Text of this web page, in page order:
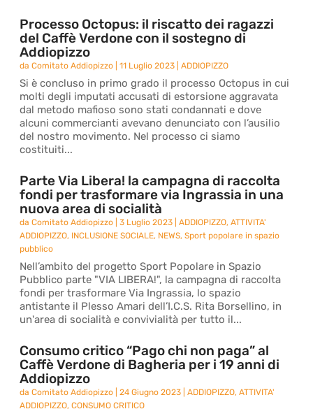
Processo Octopus: il riscatto dei ragazzi
del Caffè Verdone con il sostegno di
Addiopizzo
daComitato Addiopizzo |11 Luglio 2023 |ADDIOPIZZO
Si è concluso in primo grado il processo Octopus in cui
molti degli imputati accusati di estorsione aggravata
dal metodo mafioso sono stati condannati e dove
alcuni commercianti avevano denunciato con l’ausilio
del nostro movimento. Nel processo ci siamo
costituiti...
Parte Via Libera! la campagna di raccolta
fondi per trasformare via Ingrassia in una
nuova area di socialità
daComitato Addiopizzo |3 Luglio 2023 |ADDIOPIZZO,ATTIVITA'
ADDIOPIZZO, INCLUSIONE SOCIALE, NEWS,Sport popolare in spazio
pubblico
Nell’ambito del progetto Sport Popolare in Spazio
Pubblico parte "VIA LIBERA!", la campagna di raccolta
fondi per trasformare Via Ingrassia, lo spazio
antistante il Plesso Amari dell’I.C.S. Rita Borsellino, in
un'area di socialità e convivialità per tutto il...
Consumo critico “Pago chi non paga” al
Caffè Verdone di Bagheria per i 19 anni di
Addiopizzo
daComitato Addiopizzo |24 Giugno 2023 |ADDIOPIZZO,ATTIVITA'
ADDIOPIZZO,CONSUMO CRITICO